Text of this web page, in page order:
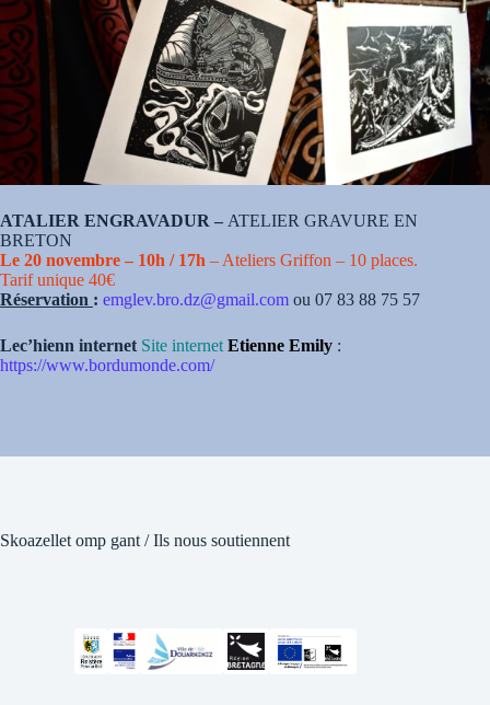
ATALIER ENGRAVADUR – ATELIER GRAVURE EN
BRETON
Le 20 novembre – 10h / 17h – Ateliers Griffon – 10 places.
Tarif unique 40€
Réservation : emglev.bro.dz@gmail.com ou 07 83 88 75 57
Lec’hienn internet Site internet Etienne Emily :
https://www.bordumonde.com/
Skoazellet omp gant / Ils nous soutiennent